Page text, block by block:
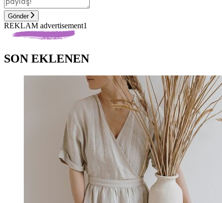
Gönder
REKLAM advertisement1
SON EKLENEN